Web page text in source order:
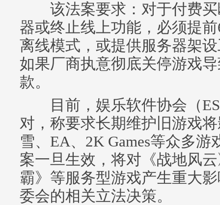
该法案要求：对于付费买
器或终止线上功能，必须提
离线模式，或提供服务器架
如果厂商执意彻底关停游戏
款。
目前，娱乐软件协会（
对，称要求长期维护旧游戏
雪、EA、2K Games等众多
案一旦生效，将对《战地风
霸》等服务型游戏产生重大
委会的相关立法决策。